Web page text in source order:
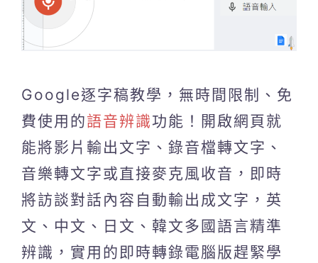
Google逐字稿教學，無時間限制、免
費使用的語音辨識功能！開啟網頁就
能將影片輸出文字、錄音檔轉文字、
音樂轉文字或直接麥克風收音，即時
將訪談對話內容自動輸出成文字，英
文、中文、日文、韓文多國語言精準
辨識，實用的即時轉錄電腦版趕緊學